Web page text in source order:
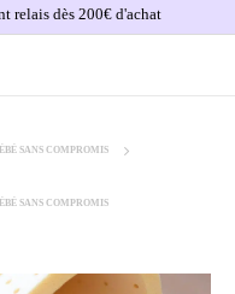
relais dès 200€ d'achat
SANS COMPROMIS
SANS COMPROMIS